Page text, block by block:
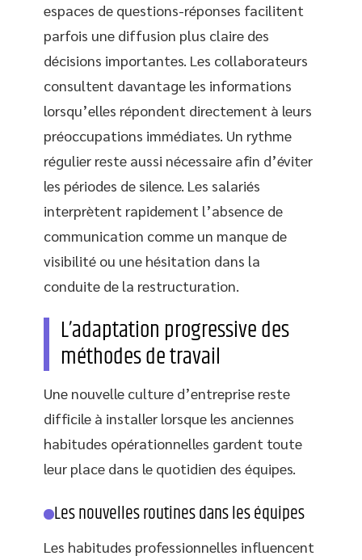
espaces de questions-réponses facilitent
parfois une diffusion plus claire des
décisions importantes. Les collaborateurs
consultent davantage les informations
lorsqu’elles répondent directement à leurs
préoccupations immédiates. Un rythme
régulier reste aussi nécessaire afin d’éviter
les périodes de silence. Les salariés
interprètent rapidement l’absence de
communication comme un manque de
visibilité ou une hésitation dans la
conduite de la restructuration.
L’adaptation progressive des
méthodes de travail
Une nouvelle culture d’entreprise reste
difficile à installer lorsque les anciennes
habitudes opérationnelles gardent toute
leur place dans le quotidien des équipes.
Les nouvelles routines dans les équipes
Les habitudes professionnelles influencent